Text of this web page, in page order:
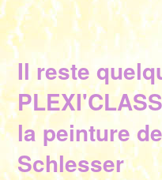
Il reste
la peinture
Schlesser